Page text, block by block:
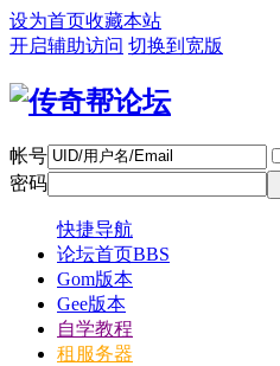
设为首页收藏本站
开启辅助访问 切换到宽版
帐号
密码
快捷导航
论坛首页BBS
Gom版本
Gee版本
自学教程
租服务器